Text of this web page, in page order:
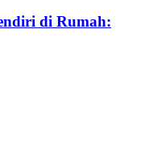
di Rumah: